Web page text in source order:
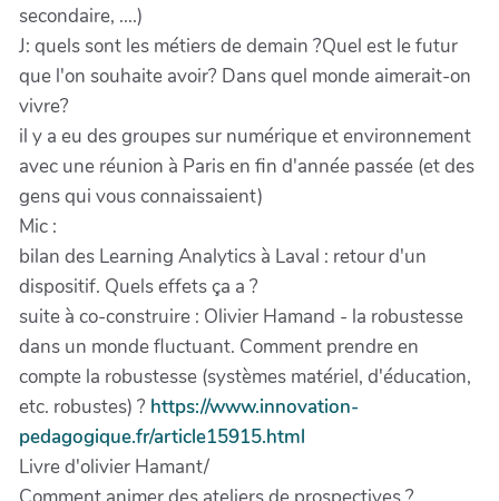
secondaire, ....)
J: quels sont les métiers de demain ?Quel est le futur
que l'on souhaite avoir? Dans quel monde aimerait-on
vivre?
il y a eu des groupes sur numérique et environnement
avec une réunion à Paris en fin d'année passée (et des
gens qui vous connaissaient)
Mic :
bilan des Learning Analytics à Laval : retour d'un
dispositif. Quels effets ça a ?
suite à co-construire : Olivier Hamand - la robustesse
dans un monde fluctuant. Comment prendre en
compte la robustesse (systèmes matériel, d'éducation,
etc. robustes) ? https://www.innovation-
pedagogique.fr/article15915.html
Livre d'olivier Hamant/